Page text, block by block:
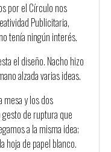
por el Círculo nos
Publicitaria,
tenía ningún interés.
el diseño. Nacho hizo
alzada varias ideas.
mesa y los dos
de ruptura que
a la misma idea;
hoja de papel blanco.